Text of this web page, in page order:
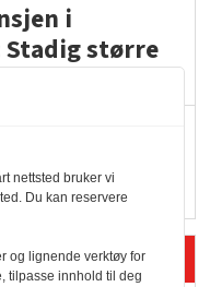
i
større
nettsted bruker vi
Du kan reservere
og lignende verktøy for
tilpasse innhold til deg